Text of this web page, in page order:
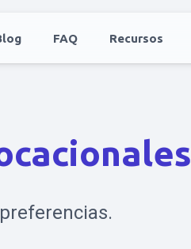
FAQ Recursos